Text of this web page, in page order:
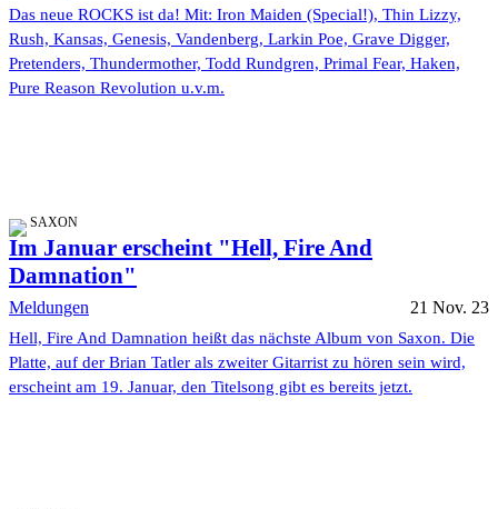
Das neue ROCKS ist da! Mit: Iron Maiden (Special!), Thin Lizzy,
Rush, Kansas, Genesis, Vandenberg, Larkin Poe, Grave Digger,
Pretenders, Thundermother, Todd Rundgren, Primal Fear, Haken,
Pure Reason Revolution u.v.m.
SAXON
Im Januar erscheint "Hell, Fire And
Damnation"
Meldungen 21 Nov. 23
Hell, Fire And Damnation heißt das nächste Album von Saxon. Die
Platte, auf der Brian Tatler als zweiter Gitarrist zu hören sein wird,
erscheint am 19. Januar, den Titelsong gibt es bereits jetzt.